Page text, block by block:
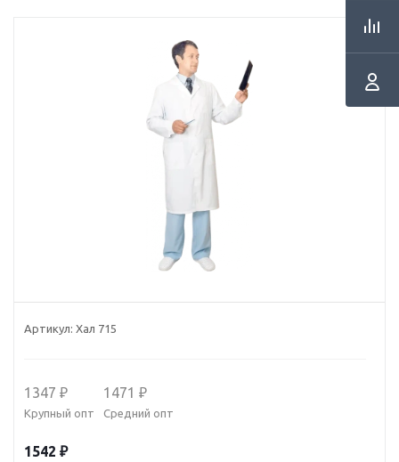
Артикул: Хал 715
1347 ₽
Крупный опт
1471 ₽
Средний опт
1542 ₽